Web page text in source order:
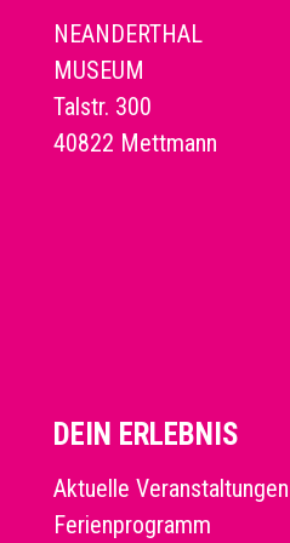
NEANDERTHAL
MUSEUM
Talstr. 300
40822 Mettmann
DEIN ERLEBNIS
Aktuelle Veranstaltungen
Ferienprogramm